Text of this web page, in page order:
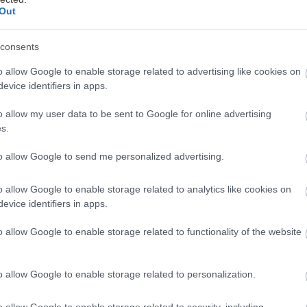
allow Google to enable storage related to advertising like cookies on
identifiers in apps.
allow my user data to be sent to Google for online advertising
allow Google to send me personalized advertising.
allow Google to enable storage related to analytics like cookies on
identifiers in apps.
allow Google to enable storage related to functionality of the website
allow Google to enable storage related to personalization.
10 kusov na rozmer 650 mm.